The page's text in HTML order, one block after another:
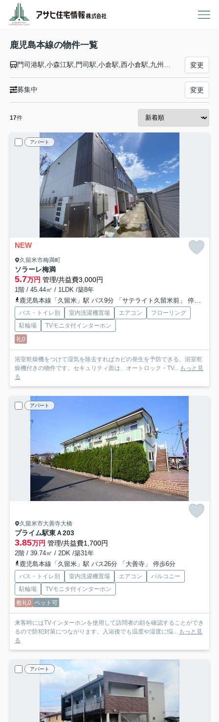
鹿児島本線の物件一覧
変更
募集中 変更
17件
アパート
NEW
久留米市梅満町
ソラーレ梅満
5.7万円 管理/共益費3,000円
1階 / 45.44㎡ / 1LDK /築8年
鹿児島本線「久留米」駅 バス9分 「サテライト久留米前」 停歩9分
バス・トイレ別 室内洗濯機置場 エアコン
フローリング
駐輪場
TVモニタ付インターホン
礼0
浴室乾燥機をつけて湿気を除去すればカビの発生を予防できる、浴室乾
燥機付きの物件です。セキュリティ面は、オートロック・TV...
もっと見
る
アパート
久留米市大善寺大橋
プライム駅東Ａ203
3.85万円 管理/共益費1,700円
2階 / 39.74㎡ / 2DK /築31年
鹿児島本線「久留米」駅 バス26分 「大善寺」 停歩6分
バス・トイレ別 室内洗濯機置場 エアコン
バルコニー
駐輪場
TVモニタ付インターホン
敷礼0 ペット可
来客時にはTVインターホンを使用して訪問者の顔を確認することができ
るので防犯対策につながります。入浴後でも温度や湿度に悩...
もっと見
る
アパート